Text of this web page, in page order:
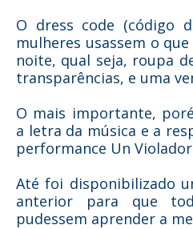
O dress code (código
mulheres usassem o
noite, qual seja, roupa
transparências, e uma
O mais importante,
a letra da música e a
performance Un
Até foi disponibilizado
anterior para que
pudessem aprender a